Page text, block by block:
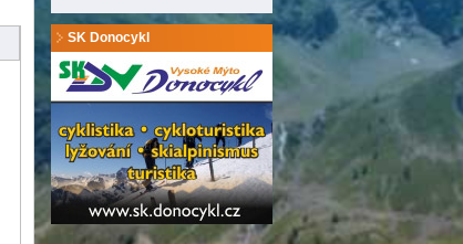
SK Donocykl